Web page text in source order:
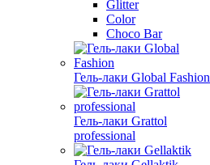
Glitter
Color
Choco Bar
Гель-лаки Global Fashion
Гель-лаки Grattol
professional